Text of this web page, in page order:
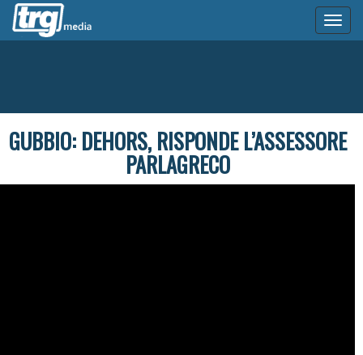
GUBBIO: DEHORS, RISPONDE L’ASSESSORE
PARLAGRECO